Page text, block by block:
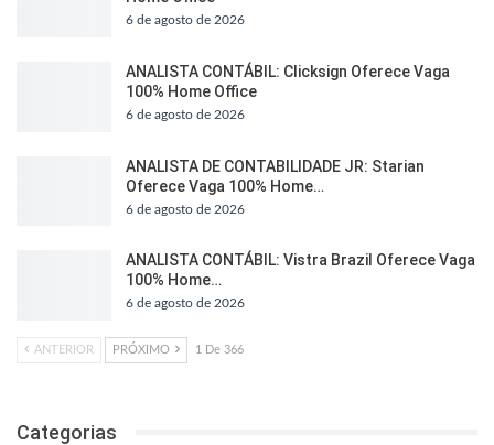
6 de agosto de 2026
ANALISTA CONTÁBIL: Clicksign Oferece Vaga
100% Home Office
6 de agosto de 2026
ANALISTA DE CONTABILIDADE JR: Starian
Oferece Vaga 100% Home…
6 de agosto de 2026
ANALISTA CONTÁBIL: Vistra Brazil Oferece Vaga
100% Home…
6 de agosto de 2026
ANTERIOR PRÓXIMO 1 De 366
Categorias